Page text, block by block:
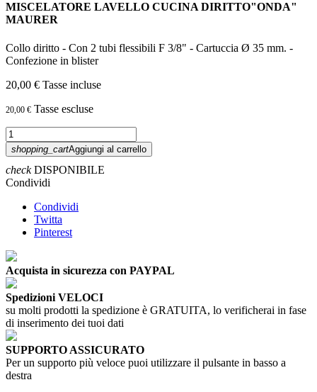
MISCELATORE LAVELLO CUCINA DIRITTO"ONDA"
MAURER
Collo diritto - Con 2 tubi flessibili F 3/8" - Cartuccia Ø 35 mm. -
Confezione in blister
20,00 € Tasse incluse
20,00 € Tasse escluse
shopping_cartAggiungi al carrello
checkDISPONIBILE
Condividi
Condividi
Twitta
Pinterest
Acquista in sicurezza con PAYPAL
Spedizioni VELOCI
su molti prodotti la spedizione è GRATUITA, lo verificherai in fase
di inserimento dei tuoi dati
SUPPORTO ASSICURATO
Per un supporto più veloce puoi utilizzare il pulsante in basso a
destra